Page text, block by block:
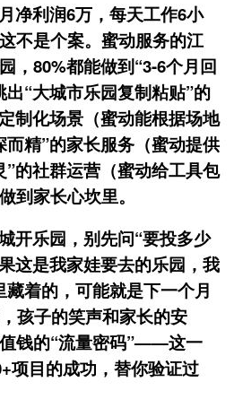
净利润6万，每天工作6小
不是个案。蜜动服务的江
，80%都能做到“3-6个月回
“大城市乐园复制粘贴”的
制化场景（蜜动能根据场地
精”的家长服务（蜜动提供
的社群运营（蜜动给工具包
到家长心坎里。
开乐园，别先问“要投多少
这是我家娃要去的乐园，我
着的，可能就是下一个月
孩子的笑声和家长的安
钱的“流量密码”——这一
项目的成功，替你验证过